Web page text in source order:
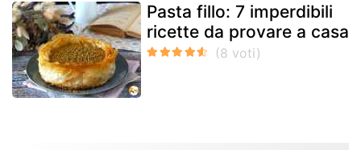
Pasta fillo: 7 imperdibili
ricette da provare a casa